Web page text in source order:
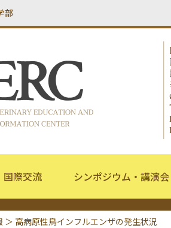
部
IVERC -
国際交流 シンポジウム・講演会
＞ 高病原性鳥インフルエンザの発生状況